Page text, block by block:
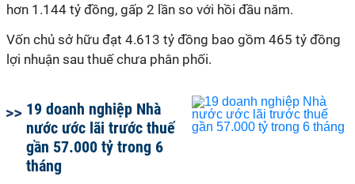
hơn 1.144 tỷ đồng, gấp 2 lần so với hồi đầu năm.
Vốn chủ sở hữu đạt 4.613 tỷ đồng bao gồm 465 tỷ đồng
lợi nhuận sau thuế chưa phân phối.
19 doanh nghiệp Nhà
nước ước lãi trước thuế
gần 57.000 tỷ trong 6
tháng